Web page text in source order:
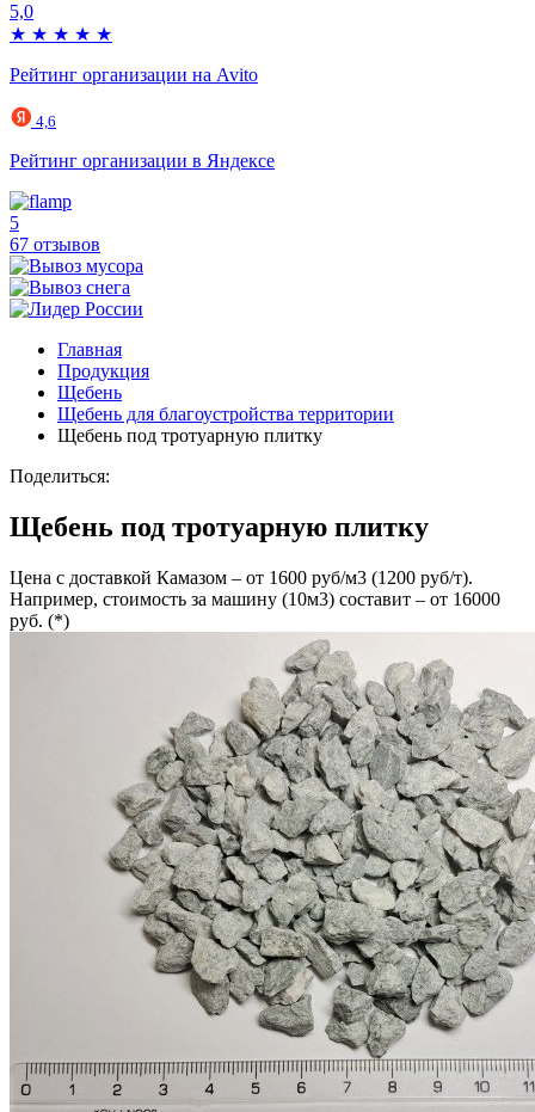
5,0
★ ★ ★ ★ ★
Рейтинг организации на Avito
4,6
Рейтинг организации в Яндексе
5
67 отзывов
Главная
Продукция
Щебень
Щебень для благоустройства территории
Щебень под тротуарную плитку
Поделиться:
Щебень под тротуарную плитку
Цена с доставкой Камазом – от 1600 руб/м3 (1200 руб/т).
Например, стоимость за машину (10м3) составит – от 16000
руб. (*)